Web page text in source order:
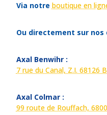
Via notre boutique en
Ou directement sur nos
Axal Benwihr :
7 rue du Canal, Z.I. 68126
Axal Colmar :
99 route de Rouffach,